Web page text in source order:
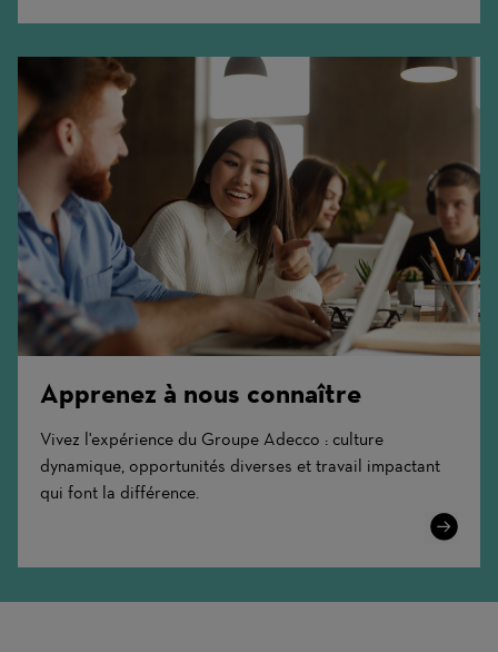
Apprenez à nous connaître
Vivez l'expérience du Groupe Adecco : culture
dynamique, opportunités diverses et travail impactant
qui font la différence.
Learn